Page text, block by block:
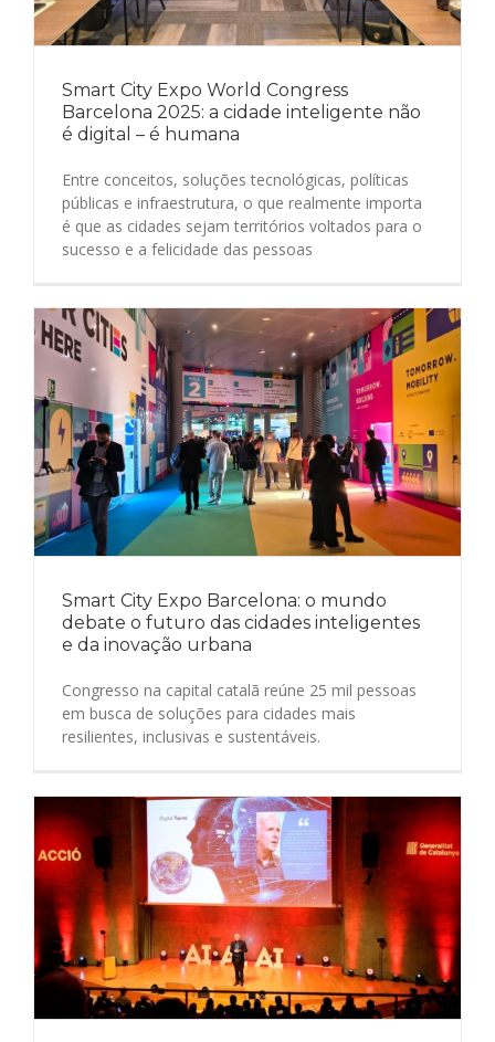
Smart City Expo World Congress
Barcelona 2025: a cidade inteligente não
é digital – é humana
Entre conceitos, soluções tecnológicas, políticas
públicas e infraestrutura, o que realmente importa
é que as cidades sejam territórios voltados para o
sucesso e a felicidade das pessoas
Smart City Expo Barcelona: o mundo
debate o futuro das cidades inteligentes
e da inovação urbana
Congresso na capital catalã reúne 25 mil pessoas
em busca de soluções para cidades mais
resilientes, inclusivas e sustentáveis.